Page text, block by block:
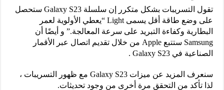
تقول التسريبات بشكل متكرر إن سلسلة Galaxy S23 ستحصل
على وضع طاقة أقل يسمى Light “يعطي الأولوية لعمر
البطارية وكفاءة التبريد على سرعة المعالجة.” و أيضًا أن
Samsung ستتبع Apple من خلال تقديم اتصال عبر الأقمار
الصناعية في Galaxy S23 .
سنعرف المزيد عن ميزات Galaxy S23 مع ظهور التسريبات ،
لذا تأكد من التحقق مرة أخرى من وجود تحديثات.